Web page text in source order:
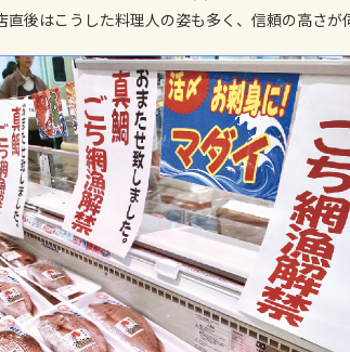
後はこうした料理人の姿も多く、信頼の高さが